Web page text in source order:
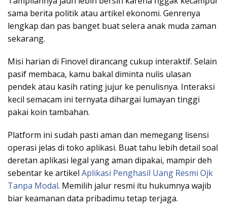
sama berita politik atau artikel ekonomi. Genrenya
lengkap dan pas banget buat selera anak muda zaman
sekarang.
Misi harian di Finovel dirancang cukup interaktif. Selain
pasif membaca, kamu bakal diminta nulis ulasan
pendek atau kasih rating jujur ke penulisnya. Interaksi
kecil semacam ini ternyata dihargai lumayan tinggi
pakai koin tambahan.
Platform ini sudah pasti aman dan memegang lisensi
operasi jelas di toko aplikasi. Buat tahu lebih detail soal
deretan aplikasi legal yang aman dipakai, mampir deh
sebentar ke artikel Aplikasi Penghasil Uang Resmi Ojk
Tanpa Modal. Memilih jalur resmi itu hukumnya wajib
biar keamanan data pribadimu tetap terjaga.